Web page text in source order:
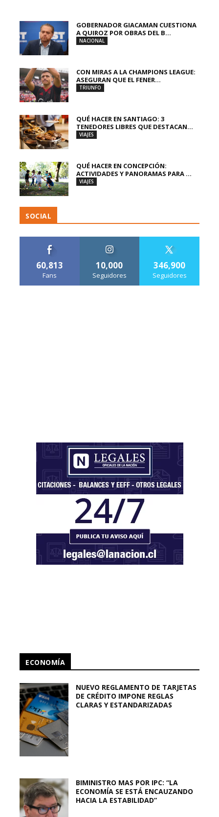
GOBERNADOR GIACAMAN CUESTIONA
A QUIROZ POR OBRAS DEL B...
NACIONAL
CON MIRAS A LA CHAMPIONS LEAGUE:
ASEGURAN QUE EL FENER...
TRIUNFO
QUÉ HACER EN SANTIAGO: 3
TENEDORES LIBRES QUE DESTACAN...
VIAJES
QUÉ HACER EN CONCEPCIÓN:
ACTIVIDADES Y PANORAMAS PARA ...
VIAJES
SOCIAL
60,813
Fans
10,000
Seguidores
346,900
Seguidores
ECONOMÍA
NUEVO REGLAMENTO DE TARJETAS
DE CRÉDITO IMPONE REGLAS
CLARAS Y ESTANDARIZADAS
BIMINISTRO MAS POR IPC: “LA
ECONOMÍA SE ESTÁ ENCAUZANDO
HACIA LA ESTABILIDAD”